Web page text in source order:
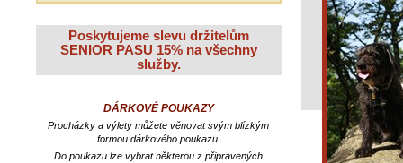
Poskytujeme slevu držitelům
SENIOR PASU 15% na všechny
služby.
DÁRKOVÉ POUKAZY
Procházky a výlety můžete věnovat svým blízkým
formou dárkového poukazu.
Do poukazu lze vybrat některou z připravených